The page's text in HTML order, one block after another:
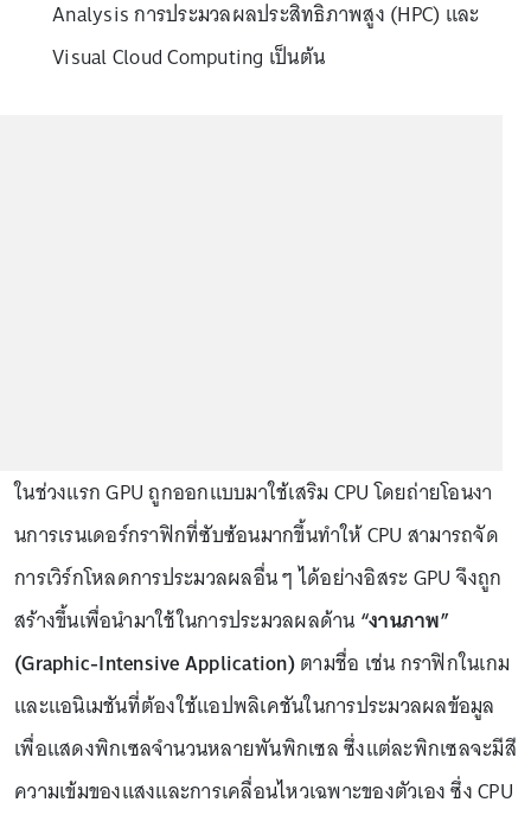
Analysis การประมวลผลประสิทธิภาพสูง (HPC) และ
Visual Cloud Computing เป็นต้น
ในช่วงแรก GPU ถูกออกแบบมาใช้เสริม CPU โดยถ่ายโอนงา
นการเรนเดอร์กราฟิกที่ซับซ้อนมากขึ้นทำให้ CPU สามารถจัด
การเวิร์กโหลดการประมวลผลอื่น ๆ ได้อย่างอิสระ GPU จึงถูก
สร้างขึ้นเพื่อนำมาใช้ในการประมวลผลด้าน “งานภาพ”
(Graphic-Intensive Application)ตามชื่อ เช่น กราฟิกในเกม
และแอนิเมชันที่ต้องใช้แอปพลิเคชันในการประมวลผลข้อมูล
เพื่อแสดงพิกเซลจำนวนหลายพันพิกเซล ซึ่งแต่ละพิกเซลจะมีสี
ความเข้มของแสงและการเคลื่อนไหวเฉพาะของตัวเอง ซึ่ง CPU